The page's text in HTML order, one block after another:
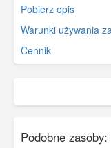
Pobierz opis
Warunki używania
Cennik
Podobne zasoby: